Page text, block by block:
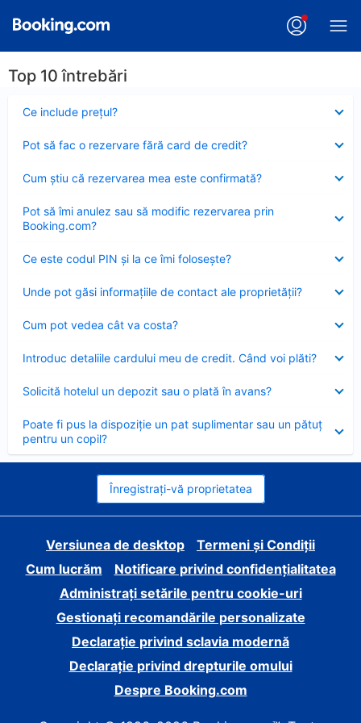
Top 10 întrebări
Ce include preţul?
închis
Pot să fac o rezervare fără card de credit?
închis
Cum ştiu că rezervarea mea este confirmată?
închis
Pot să îmi anulez sau să modific rezervarea prin
Booking.com?
închis
Ce este codul PIN şi la ce îmi foloseşte?
închis
Unde pot găsi informațiile de contact ale proprietății?
închis
Cum pot vedea cât va costa?
închis
Introduc detaliile cardului meu de credit. Când voi plăti?
închis
Solicită hotelul un depozit sau o plată în avans?
închis
Poate fi pus la dispoziție un pat suplimentar sau un pătuț
pentru un copil?
închis
Înregistrați-vă proprietatea
Versiunea de desktop
Termeni și Condiții
Cum lucrăm
Notificare privind confidențialitatea
Administrați setările pentru cookie-uri
Gestionați recomandările personalizate
Declarație privind sclavia modernă
Declarație privind drepturile omului
Despre Booking.com